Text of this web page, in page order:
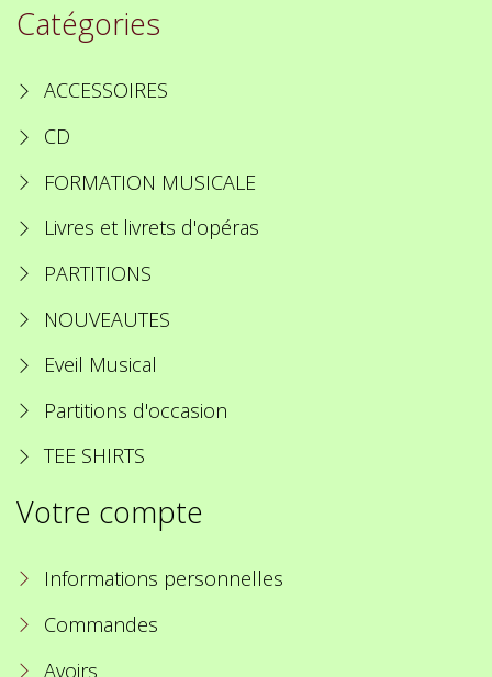
Catégories
ACCESSOIRES
CD
FORMATION MUSICALE
Livres et livrets d'opéras
PARTITIONS
NOUVEAUTES
Eveil Musical
Partitions d'occasion
TEE SHIRTS
Votre compte
Informations personnelles
Commandes
Avoirs